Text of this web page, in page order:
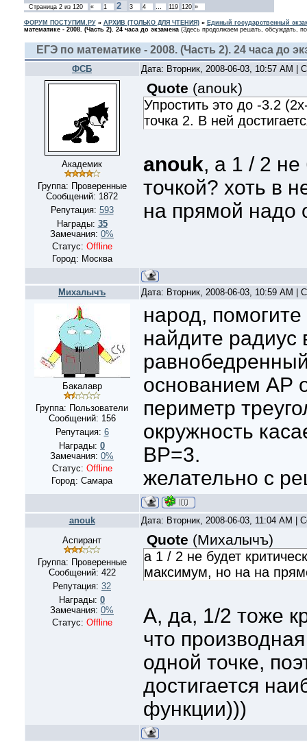
Страница 2из 120 « 1 2 3 4 … 119 120 »
ФОРУМ ПОСТУПИМ.РУ» АРХИВ (ТОЛЬКО ДЛЯ ЧТЕНИЯ)» Единый государственный
математике - 2008. (Часть 2). 24 часа до экзамена (Здесь продолжаем решать, обсуждать,
ЕГЭ по математике - 2008. (Часть 2). 24 часа до
ФСБ Дата: Вторник, 2008-06-03, 10:57 AM |
Академик
Группа: Проверенные
Сообщений: 1872
Репутация: 593
Награды: 35
Замечания: 0%
Статус: Offline
Город: Москва
Quote (anouk)
Упростить это до -3.2
точка 2. В ней
anouk, а 1 / 2 не
точкой? хоть в
на прямой надо
Михалычъ Дата: Вторник, 2008-06-03, 10:59 AM |
Бакалавр
Группа: Пользователи
Сообщений: 156
Репутация: 6
Награды: 0
Замечания: 0%
Статус: Offline
Город: Самара
народ, помогите
найдите радиус
основанием АР
периметр
окружность
ВР=3.
желательно с
anouk
Дата: Вторник, 2008-06-03, 11:04 AM |
Аспирант
Группа: Проверенные
Сообщений: 422
Репутация: 32
Награды: 0
Замечания: 0%
Статус: Offline
Quote (Михалычъ)
а 1 / 2 не будет
максимум, но на на
А, да, 1/2 тоже
что
одной точке,
достигается
функции)))